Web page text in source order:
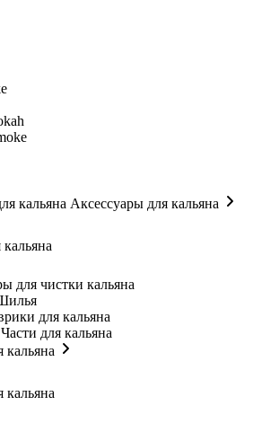
Аксессуары для кальяна
для чистки кальяна
для кальяна
для кальяна
кальяна
кальяна